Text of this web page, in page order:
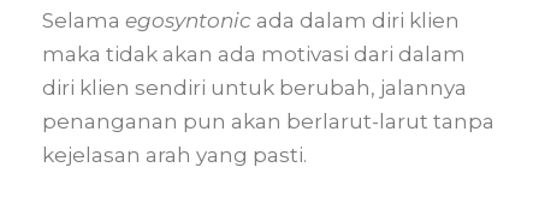
Selama egosyntonic ada dalam diri klien
maka tidak akan ada motivasi dari dalam
diri klien sendiri untuk berubah, jalannya
penanganan pun akan berlarut-larut tanpa
kejelasan arah yang pasti.